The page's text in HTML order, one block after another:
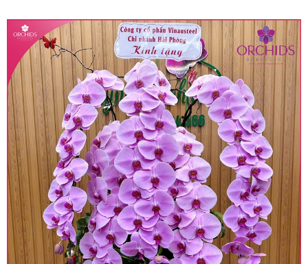
• Giá trên được miễn ship giao trong nội thành,
miễn phí in thiệp - banner theo yêu cầu khách
hàng.
• Beautiful Orchids liên kết với các cửa hàng
trên toàn quốc để phục vụ giao hoa tận nơi, mỗi
khu vực sẽ có mức giá khác nhau (tùy vào chi
phí mặt bằng, nguyên vật liệu,..) nên giá có thể sẽ
thay đổi so với giá niêm yết trên website. Khách
hàng ở Tỉnh thành khác vui lòng chủ động hỏi lại
giá trước khi đặt hàng, shop sẽ chủ động báo giá
chính xác khi có địa chỉ giao hàng cụ thể.